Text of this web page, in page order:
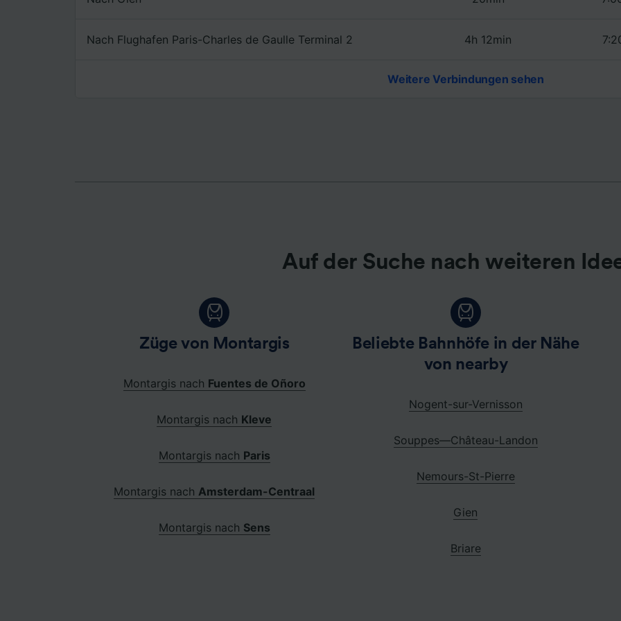
Nach Flughafen Paris-Charles de Gaulle Terminal 2 4h 12min
Weitere Verbindungen sehen
Auf der Suche nach weiteren
Züge von Montargis
Montargis nach Fuentes de Oñoro
Montargis nach Kleve
Montargis nach Paris
Montargis nach Amsterdam-Centraal
Montargis nach Sens
Beliebte Bahnhöfe in der Nähe
von nearby
Nogent-sur-Vernisson
Souppes—Château-Landon
Nemours-St-Pierre
Gien
Briare